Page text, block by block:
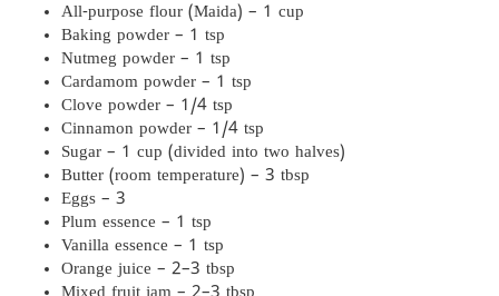
All-purpose flour (Maida) – 1 cup
Baking powder – 1 tsp
Nutmeg powder – 1 tsp
Cardamom powder – 1 tsp
Clove powder – 1/4 tsp
Cinnamon powder – 1/4 tsp
Sugar – 1 cup (divided into two halves)
Butter (room temperature) – 3 tbsp
Eggs – 3
Plum essence – 1 tsp
Vanilla essence – 1 tsp
Orange juice – 2–3 tbsp